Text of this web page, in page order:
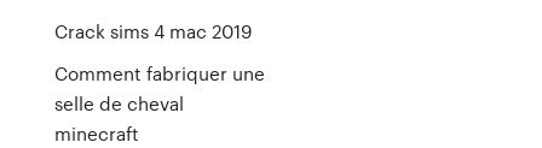
Crack sims 4 mac 2019
Comment fabriquer une
selle de cheval
minecraft